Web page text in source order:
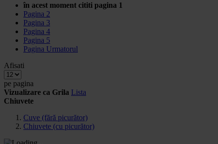
în acest moment cititi pagina 1
Pagina 2
Pagina 3
Pagina 4
Pagina 5
Pagina Urmatorul
Afisati
pe pagina
Vizualizare ca Grila Lista
Chiuvete
Cuve (fără picurător)
Chiuvete (cu picurător)